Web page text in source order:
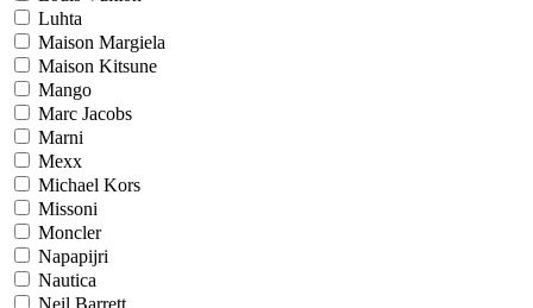
Luhta
Maison Margiela
Maison Kitsune
Mango
Marc Jacobs
Marni
Mexx
Michael Kors
Missoni
Moncler
Napapijri
Nautica